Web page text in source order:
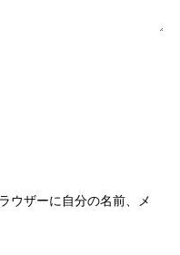
ウザーに自分の名前、メ